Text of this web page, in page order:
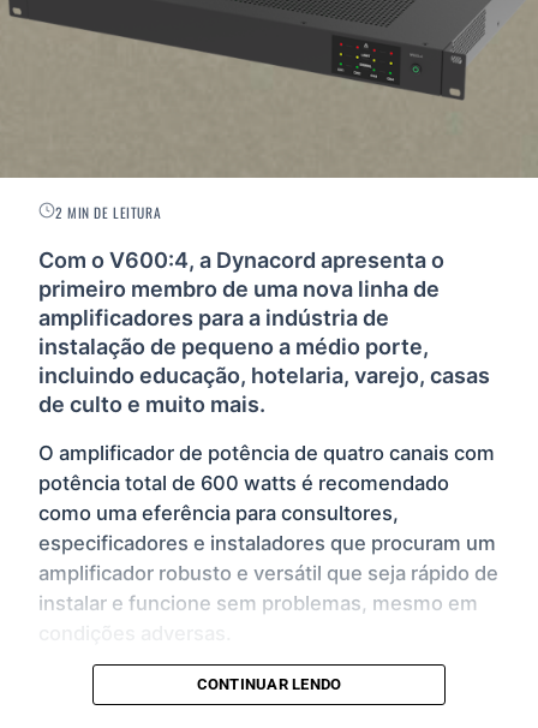
2 MIN DE LEITURA
Com o V600:4, a Dynacord apresenta o
primeiro membro de uma nova linha de
amplificadores para a indústria de
instalação de pequeno a médio porte,
incluindo educação, hotelaria, varejo, casas
de culto e muito mais.
O amplificador de potência de quatro canais com
potência total de 600 watts é recomendado
como uma eferência para consultores,
especificadores e instaladores que procuram um
amplificador robusto e versátil que seja rápido de
instalar e funcione sem problemas, mesmo em
Com um fator de forma compacto de 1RU que
requer espaço mínimo em rack, o V600:4 da
CONTINUAR LENDO